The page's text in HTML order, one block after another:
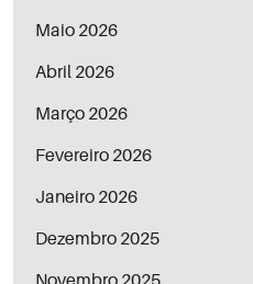
Maio 2026
Abril 2026
Março 2026
Fevereiro 2026
Janeiro 2026
Dezembro 2025
Novembro 2025